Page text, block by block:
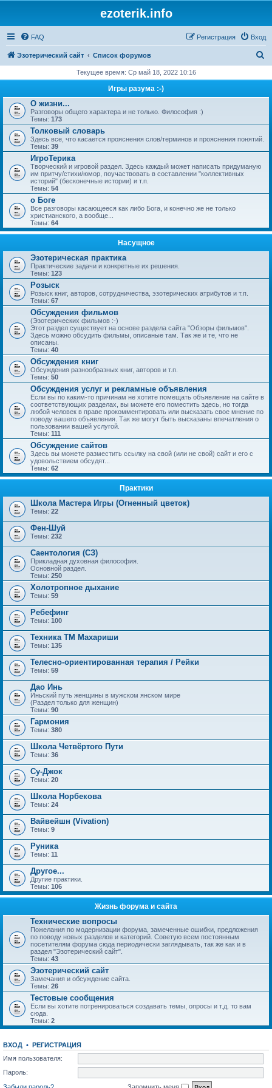
ezoterik.info
FAQ Вход
Регистрация
Эзотерический сайт Список форумов
с
Текущее время: Ср май 18, 2022 10:16
Игры разума :-)
О жизни...
Разговоры общего характера и не только. Философия :)
Темы: 173
Толковый словарь
Здесь все, что касается прояснения слов/терминов и прояснения понятий.
Темы: 39
ИгроТерика
Творческий и игровой раздел. Здесь каждый может написать придуманую
им притчу/стихи/юмор, поучаствовать в составлении "коллективных
историй" (бесконечные истории) и т.п.
Темы: 54
о Боге
Все разговоры касающееся как либо Бога, и конечно же не только
христианского, а вообще...
Темы: 64
Насущное
Эзотерическая практика
Практические задачи и конкретные их решения.
Темы: 123
Розыск
Розыск книг, авторов, сотрудничества, эзотерических атрибутов и т.п.
Темы: 67
Обсуждения фильмов
(Эзотерических фильмов :-)
Этот раздел существует на основе раздела сайта "Обзоры фильмов".
Здесь можно обсудить фильмы, описаные там. Так же и те, что не
описаны.
Темы: 40
Обсуждения книг
Обсуждения разнообразных книг, авторов и т.п.
Темы: 50
Обсуждения услуг и рекламные объявления
Если вы по каким-то причинам не хотите помещать объявление на сайте в
соответствующих разделах, вы можете его поместить здесь, но тогда
любой человек в праве прокомментировать или высказать свое мнение по
поводу вашего объявления. Так же могут быть высказаны впечатления о
пользовании вашей услугой.
Темы: 111
Обсуждение сайтов
Здесь вы можете разместить ссылку на свой (или не свой) сайт и его с
удовольствием обсудят...
Темы: 62
Практики
Школа Мастера Игры (Огненный цветок)
Темы: 22
Фен-Шуй
Темы: 232
Саентология (СЗ)
Прикладная духовная философия.
Основной раздел.
Темы: 250
Холотропное дыхание
Темы: 59
Ребефинг
Темы: 100
Техника ТМ Махариши
Темы: 135
Телесно-ориентированная терапия / Рейки
Темы: 59
Дао Инь
Иньский путь женщины в мужском янском мире
(Раздел только для женщин)
Темы: 90
Гармония
Темы: 380
Школа Четвёртого Пути
Темы: 36
Су-Джок
Темы: 20
Школа Норбекова
Темы: 24
Вайвейшн (Vivation)
Темы: 9
Руника
Темы: 11
Другое...
Другие практики.
Темы: 106
Жизнь форума и сайта
Технические вопросы
Пожелания по модернизации форума, замеченные ошибки, предложения
по поводу новых разделов и категорий. Советую всем постоянным
посетителям форума сюда периодически заглядывать, так же как и в
раздел "Эзотерический сайт".
Темы: 43
Эзотерический сайт
Замечания и обсуждение сайта.
Темы: 26
Тестовые сообщения
Если вы хотите потренироваться создавать темы, опросы и т.д. то вам
сюда.
Темы: 2
ВХОД • РЕГИСТРАЦИЯ
Имя пользователя:
Пароль: